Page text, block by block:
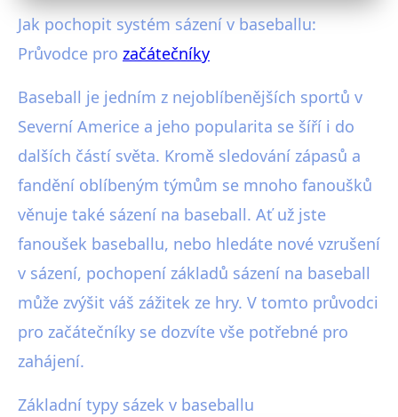
Začínáme sázet na baseball:
Kompletní průvodce pro nováčky
20. 2. 2026· 5 min čtení · Autor: Lenka Černá
Jak pochopit systém sázení v baseballu:
Průvodce pro začátečníky
Baseball je jedním z nejoblíbenějších sportů v
Severní Americe a jeho popularita se šíří i do
dalších částí světa. Kromě sledování zápasů a
fandění oblíbeným týmům se mnoho fanoušků
věnuje také sázení na baseball. Ať už jste
fanoušek baseballu, nebo hledáte nové vzrušení
v sázení, pochopení základů sázení na baseball
může zvýšit váš zážitek ze hry. V tomto průvodci
pro začátečníky se dozvíte vše potřebné pro
zahájení.
Základní typy sázek v baseballu